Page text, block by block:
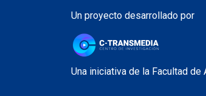
Un proyecto desarrollado por
Una iniciativa de la Facultad de